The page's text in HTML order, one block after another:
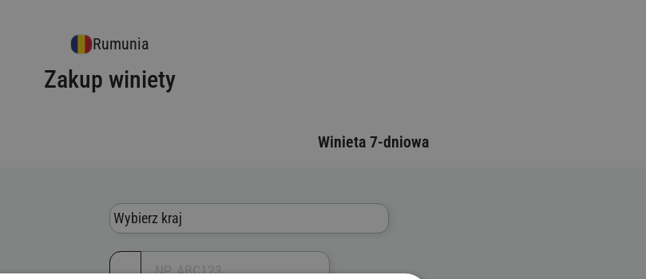
Rumunia
Zakup winiety
Winieta 7-dniowa
Wybierz kraj